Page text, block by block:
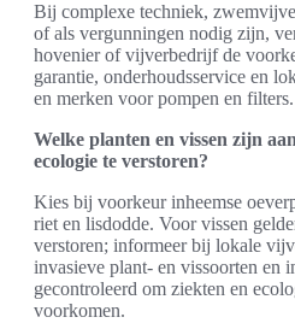
Bij complexe techniek,
of als vergunningen nodig zijn,
hovenier of vijverbedrijf de
garantie, onderhoudsservice en
en merken voor pompen en filters.
Welke planten en vissen zijn
ecologie te verstoren?
Kies bij voorkeur inheemse
riet en lisdodde. Voor vissen
verstoren; informeer bij lokale
invasieve plant- en vissoorten en
gecontroleerd om ziekten en
voorkomen.